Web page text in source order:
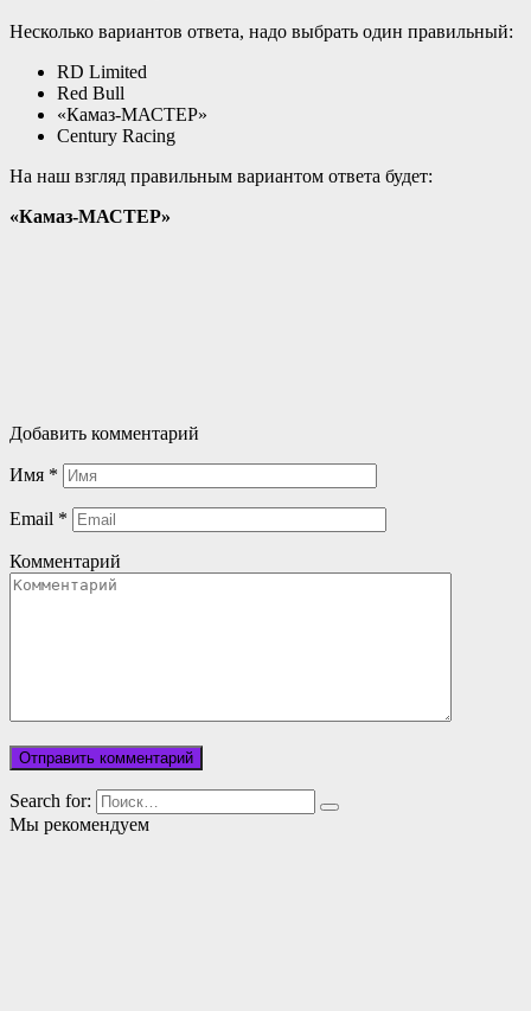
Несколько вариантов ответа, надо выбрать один правильный:
RD Limited
Red Bull
«Камаз-МАСТЕР»
Century Racing
На наш взгляд правильным вариантом ответа будет:
«Камаз-МАСТЕР»
Добавить комментарий
Имя *
Email *
Комментарий
Search for:
Мы рекомендуем